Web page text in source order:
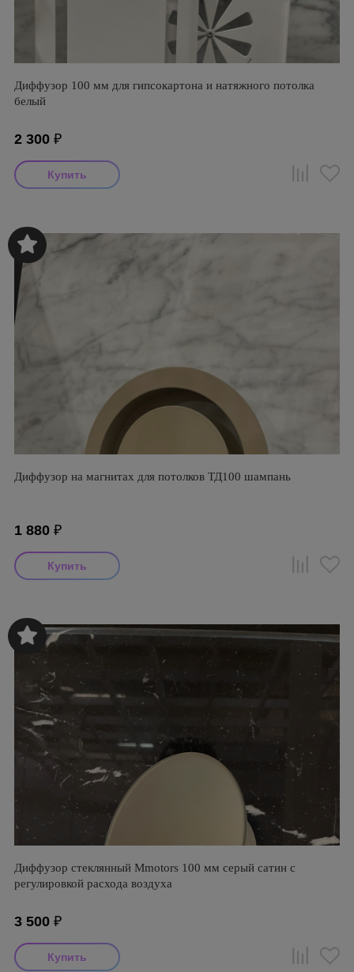
Диффузор 100 мм для гипсокартона и натяжного потолка
белый
2 300 ₽
Диффузор на магнитах для потолков ТД100 шампань
1 880 ₽
Диффузор стеклянный Mmotors 100 мм серый сатин с
регулировкой расхода воздуха
3 500 ₽